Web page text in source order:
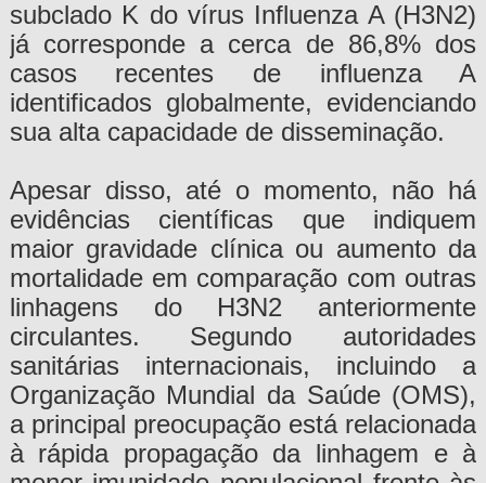
subclado K do vírus Influenza A (H3N2)
já corresponde a cerca de 86,8% dos
casos recentes de influenza A
identificados globalmente, evidenciando
sua alta capacidade de disseminação.
Apesar disso, até o momento, não há
evidências científicas que indiquem
maior gravidade clínica ou aumento da
mortalidade em comparação com outras
linhagens do H3N2 anteriormente
circulantes. Segundo autoridades
sanitárias internacionais, incluindo a
Organização Mundial da Saúde (OMS),
a principal preocupação está relacionada
à rápida propagação da linhagem e à